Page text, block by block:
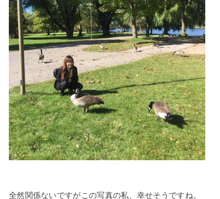
全然関係ないですがこの写真の私、幸せそうですね。